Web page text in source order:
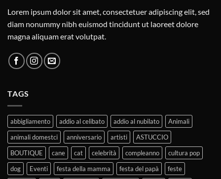
Lorem ipsum dolor sit amet, consectetuer adipiscing elit, sed
diam nonummy nibh euismod tincidunt ut laoreet dolore
magna aliquam erat volutpat.
TAGS
abbigliamento addio al celibato addio al nubilato
Animali
animali domestci
anniversario artisti
ASTUCCIO
BOUTIQUE
cane cat celebrità compleanno
cultura pop
dog
Eventi festa della mamma festa del papà
feste